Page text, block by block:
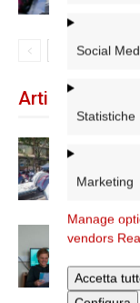
Social
Statistiche
Marketing
Manage
vendors
Accetta
Articoli recenti